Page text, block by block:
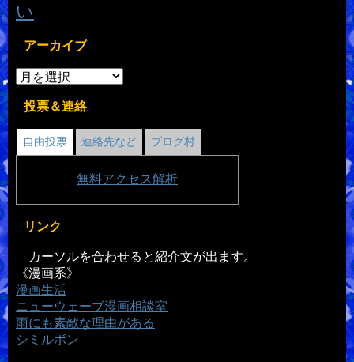
い
アーカイブ
投票＆連絡
自由投票 連絡先など ブログ村
無料アクセス解析
リンク
カーソルを合わせると紹介文が出ます。
《漫画系》
漫画生活
ニューウェーブ漫画相談室
雨にも素敵な理由がある
シミルボン